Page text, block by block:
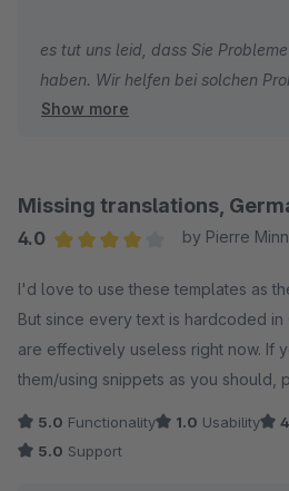
es tut uns leid, dass Sie
haben. Wir helfen bei solchen
gern weiter, jedoch liegt uns keine
wir das Problem gemeinsam
Ihr 8mylez Team
Show more
Missing translations,
4.0
by Pierre
I'd love to use these templates as
But since every text is hardcoded in
are effectively useless right now. If
them/using snippets as you should,
5.0 Functionality 1.0 Usability
5.0 Support